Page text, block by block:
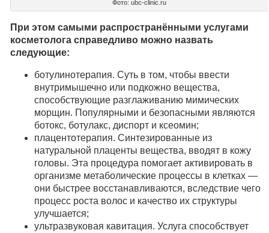
Фото: ubc-clinic.ru
При этом самыми распространёнными услугами
косметолога справедливо можно назвать
следующие:
ботулинотерапия. Суть в том, чтобы ввести
внутримышечно или подкожно вещества,
способствующие разглаживанию мимических
морщин. Популярными и безопасными являются
ботокс, ботулакс, диспорт и ксеомин;
плацентотерапия. Синтезированные из
натуральной плаценты вещества, вводят в кожу
головы. Эта процедура помогает активировать в
организме метаболические процессы в клетках —
они быстрее восстанавливаются, вследствие чего
процесс роста волос и качество их структуры
улучшается;
ультразвуковая кавитация. Услуга способствует